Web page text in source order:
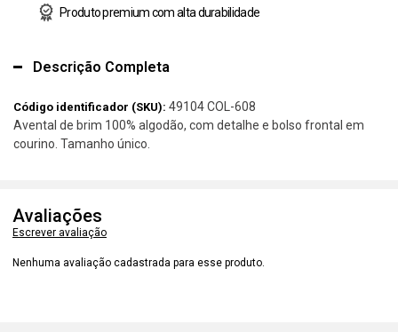
Produto premium com alta durabilidade
Descrição Completa
Código identificador (SKU): 49104 COL-608
Avental de brim 100% algodão, com detalhe e bolso frontal em
courino. Tamanho único.
Avaliações
Escrever avaliação
Nenhuma avaliação cadastrada para esse produto.